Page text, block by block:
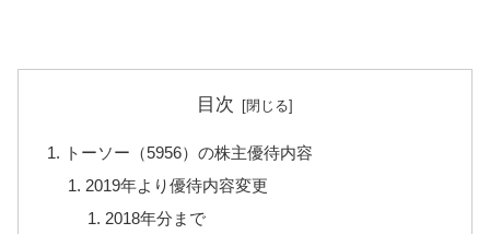
目次
トーソー（5956）の株主優待内容
2019年より優待内容変更
2018年分まで